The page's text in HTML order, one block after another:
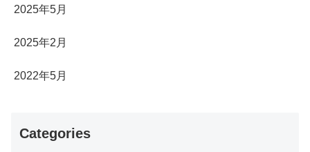
2025年5月
2025年2月
2022年5月
Categories